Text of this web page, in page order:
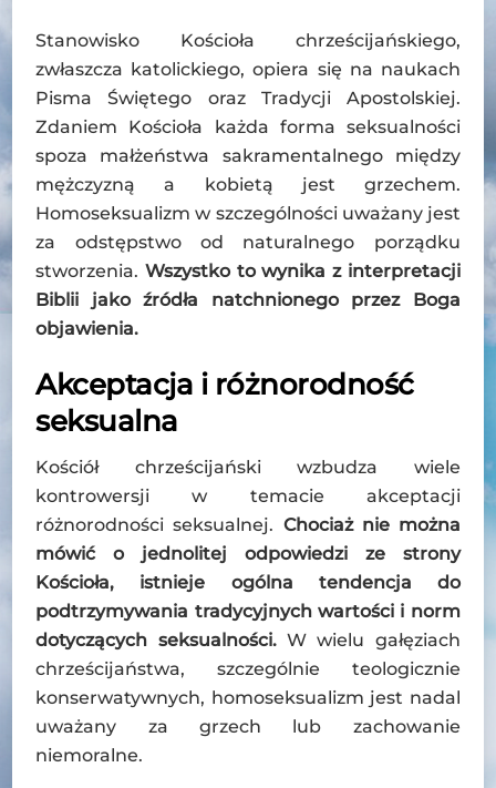
Stanowisko Kościoła chrześcijańskiego,
zwłaszcza katolickiego, opiera się na naukach
Pisma Świętego oraz Tradycji Apostolskiej.
Zdaniem Kościoła każda forma seksualności
spoza małżeństwa sakramentalnego między
mężczyzną a kobietą jest grzechem.
Homoseksualizm w szczególności uważany jest
za odstępstwo od naturalnego porządku
stworzenia.Wszystko to wynika z interpretacji
Biblii jako źródła natchnionego przez Boga
objawienia.
Akceptacja i różnorodność
seksualna
Kościół chrześcijański wzbudza wiele
kontrowersji w temacie akceptacji
różnorodności seksualnej. Chociaż nie można
mówić o jednolitej odpowiedzi ze strony
Kościoła, istnieje ogólna tendencja do
podtrzymywania tradycyjnych wartości i norm
dotyczących seksualności. W wielu gałęziach
chrześcijaństwa, szczególnie teologicznie
konserwatywnych, homoseksualizm jest nadal
uważany za grzech lub zachowanie
niemoralne.